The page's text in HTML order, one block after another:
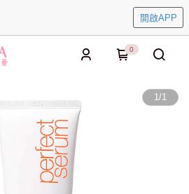
開啟APP
0
1/1